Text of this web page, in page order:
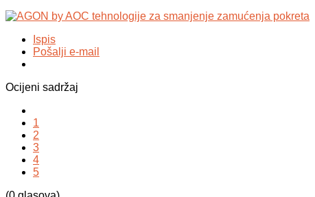
Ispis
Pošalji e-mail
Ocijeni sadržaj
1
2
3
4
5